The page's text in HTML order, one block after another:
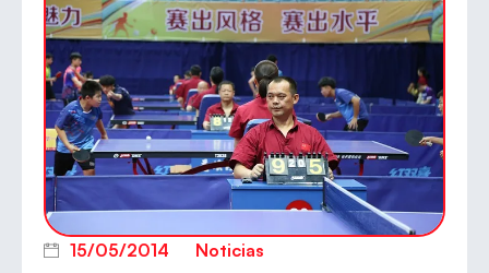
15/05/2014 Noticias